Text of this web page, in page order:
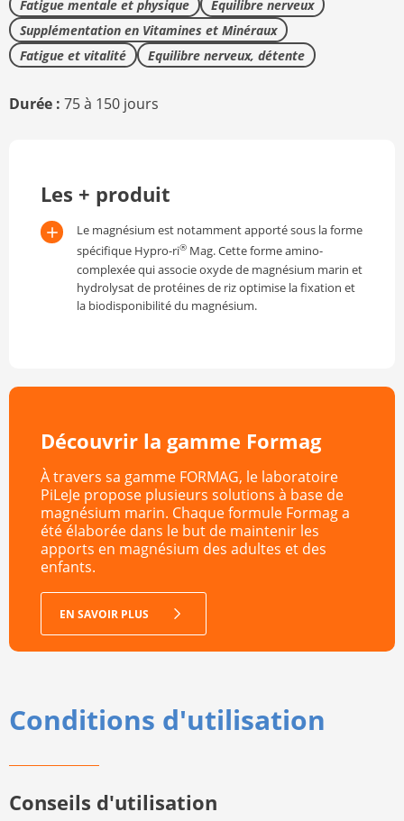
Fatigue mentale et physique
Equilibre nerveux
Supplémentation en Vitamines et Minéraux
Fatigue et vitalité
Equilibre nerveux, détente
Durée : 75 à 150 jours
Les + produit
Le magnésium est notamment apporté sous la forme
spécifique Hypro-ri® Mag. Cette forme amino-
complexée qui associe oxyde de magnésium marin et
hydrolysat de protéines de riz optimise la fixation et
la biodisponibilité du magnésium.
Découvrir la gamme Formag
À travers sa gamme FORMAG, le laboratoire
PiLeJe propose plusieurs solutions à base de
magnésium marin. Chaque formule Formag a
été élaborée dans le but de maintenir les
apports en magnésium des adultes et des
enfants.
EN SAVOIR PLUS
Conditions d'utilisation
Conseils d'utilisation